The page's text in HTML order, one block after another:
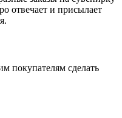
отвечает и присылает
покупателям сделать